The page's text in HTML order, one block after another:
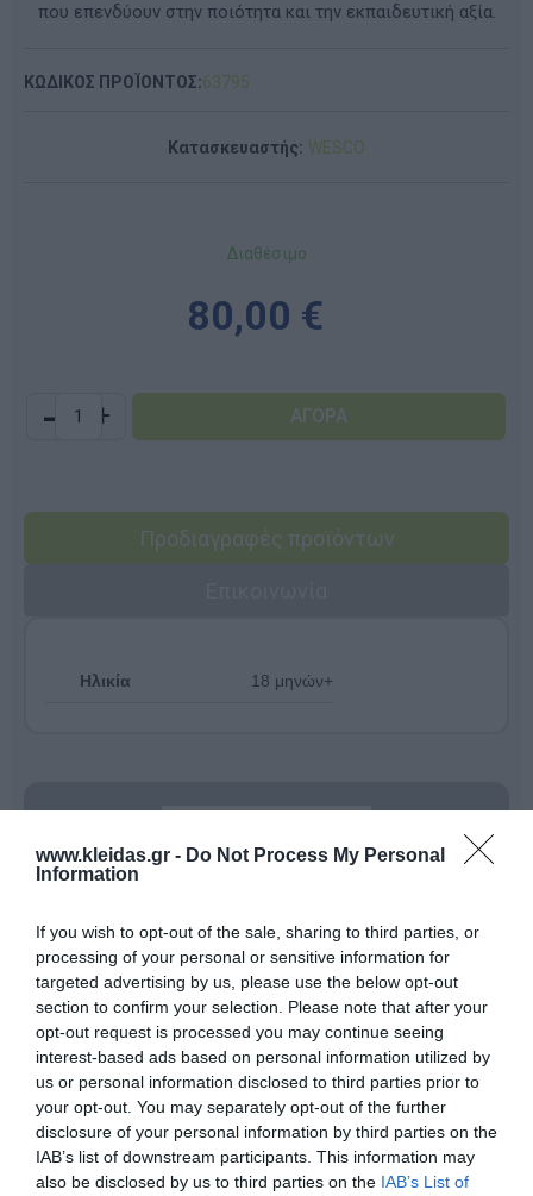
www.kleidas.gr - Do Not Process My Personal
Information
If you wish to opt-out of the sale, sharing to third parties, or
processing of your personal or sensitive information for
targeted advertising by us, please use the below opt-out
section to confirm your selection. Please note that after your
opt-out request is processed you may continue seeing
interest-based ads based on personal information utilized by
us or personal information disclosed to third parties prior to
your opt-out. You may separately opt-out of the further
disclosure of your personal information by third parties on the
IAB’s list of downstream participants. This information may
also be disclosed by us to third parties on the IAB’s List of
που επενδύουν στην ποιότητα και την εκπαιδευτική αξία.
ΚΩΔΙΚΟΣ ΠΡΟΪΟΝΤΟΣ:63795
Κατασκευαστής: WESCO
Διαθέσιμο
80,00 €
- +
Προδιαγραφές προϊόντων
Ηλικία 18 μηνών+
Καινοτομία και Φροντίδα για το Παιδί από το 1975
Από το 1975, η Wescoσχεδιάζει και επιλέγει
προϊόντα που συνοδεύουν την επιτυχημένη ανάπτυξη
των παιδιών ηλικίας 0 έως 12 ετών. Η εταιρεία
αφουγκράζεται τις διαφορετικές ανάγκες κάθε
παιδιού και στοχεύει στην αφύπνιση των